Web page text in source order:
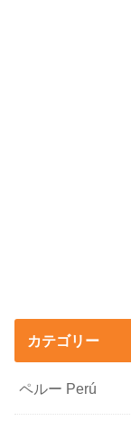
カテゴリー
ペルー Perú